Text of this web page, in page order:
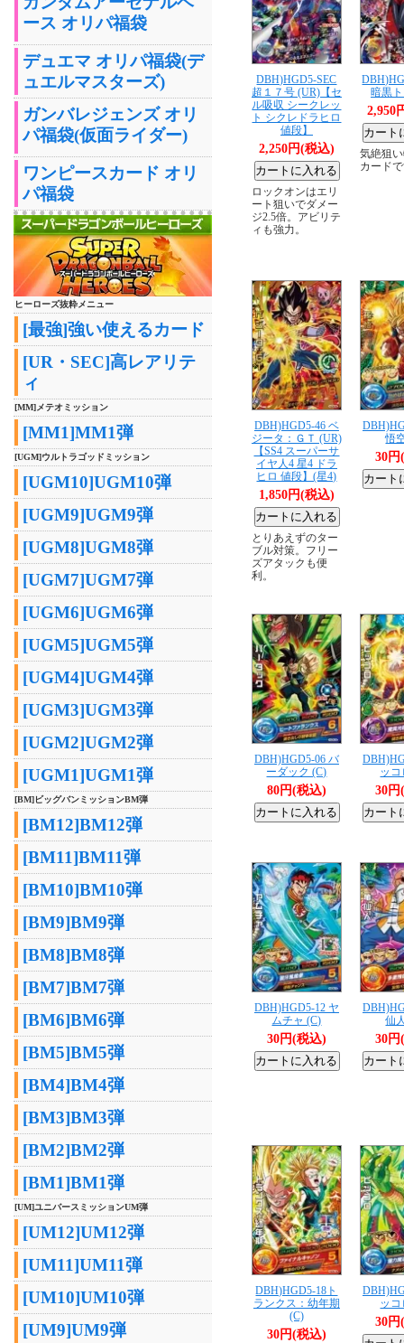
ース オリパ福袋
デュエマ オリパ福袋(デ
ュエルマスターズ)
ガンバレジェンズ オリ
パ福袋(仮面ライダー)
ワンピースカード オリ
パ福袋
ヒーローズ抜粋メニュー
[最強]強い使えるカード
[UR・SEC]高レアリテ
ィ
[MM]メテオミッション
[MM1]MM1弾
[UGM]ウルトラゴッドミッション
[UGM10]UGM10弾
[UGM9]UGM9弾
[UGM8]UGM8弾
[UGM7]UGM7弾
[UGM6]UGM6弾
[UGM5]UGM5弾
[UGM4]UGM4弾
[UGM3]UGM3弾
[UGM2]UGM2弾
[UGM1]UGM1弾
[BM]ビッグバンミッションBM弾
[BM12]BM12弾
[BM11]BM11弾
[BM10]BM10弾
[BM9]BM9弾
[BM8]BM8弾
[BM7]BM7弾
[BM6]BM6弾
[BM5]BM5弾
[BM4]BM4弾
[BM3]BM3弾
[BM2]BM2弾
[BM1]BM1弾
[UM]ユニバースミッションUM弾
[UM12]UM12弾
[UM11]UM11弾
[UM10]UM10弾
[UM9]UM9弾
DBH)HGD5-SEC
超１７号 (UR)【セ
ル吸収 シークレッ
ト シクレドラヒロ
値段】
2,250円(税込)
ロックオンはエリ
ート狙いでダメー
ジ2.5倍。アビリテ
ィも強力。
暗黒
2,950
気絶狙
カード
DBH)HGD5-46 ベ
ジータ：ＧＴ (UR)
【SS4 スーパーサ
イヤ人4 星4 ドラ
ヒロ 値段】(星4)
1,850円(税込)
とりあえずのター
ブル対策。フリー
ズアタックも便
利。
悟
30円
DBH)HGD5-06 バ
ーダック (C)
80円(税込)
ッ
30円
DBH)HGD5-12 ヤ
ムチャ (C)
30円(税込)
仙
30円
DBH)HGD5-18ト
ランクス：幼年期
(C)
30円(税込)
ッ
30円